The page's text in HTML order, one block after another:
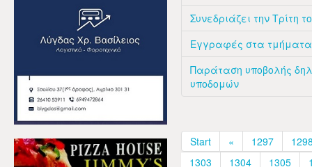
Συνεδριάζει την Τρίτη
Εγγραφές στα τμήματα
Παράταση υποβολής
υποδομών
Start « 1297
1303
1304 1305